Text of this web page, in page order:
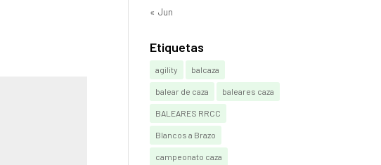
« Jun
Etiquetas
agility balcaza
balear de caza baleares caza
BALEARES RRCC
Blancos a Brazo
campeonato caza